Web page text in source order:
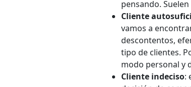
pensando.
Cliente
vamos a
descontentos,
tipo de clientes.
modo personal y
Cliente indeciso: